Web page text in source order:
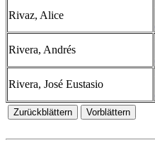
Rivaz, Alice
Rivera, Andrés
Rivera, José Eustasio